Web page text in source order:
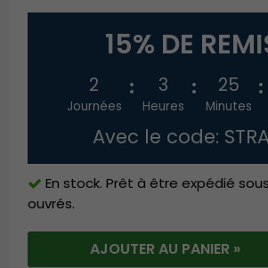
15% DE
2
Journées
3
Heures
25
Minutes
Avec le code:
En stock. Prêt à être expédié
ouvrés.
AJOUTER AU PANIER »